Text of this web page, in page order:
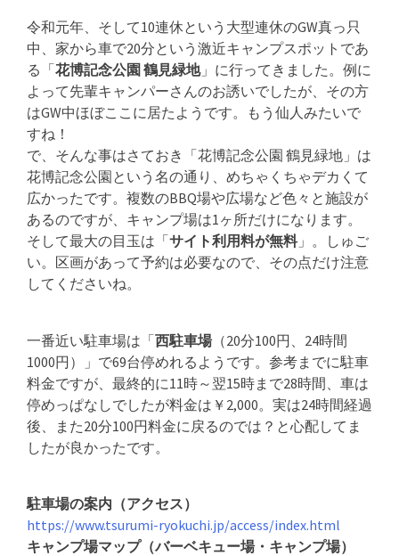
令和元年、そして10連休という大型連休のGW真っ只
中、家から車で20分という激近キャンプスポットであ
る「花博記念公園 鶴見緑地」に行ってきました。例に
よって先輩キャンパーさんのお誘いでしたが、その方
はGW中ほぼここに居たようです。もう仙人みたいで
すね！
で、そんな事はさておき「花博記念公園 鶴見緑地」は
花博記念公園という名の通り、めちゃくちゃデカくて
広かったです。複数のBBQ場や広場など色々と施設が
あるのですが、キャンプ場は1ヶ所だけになります。
そして最大の目玉は「サイト利用料が無料」。しゅご
い。区画があって予約は必要なので、その点だけ注意
してくださいね。
一番近い駐車場は「西駐車場（20分100円、24時間
1000円）」で69台停めれるようです。参考までに駐車
料金ですが、最終的に11時～翌15時まで28時間、車は
停めっぱなしでしたが料金は￥2,000。実は24時間経過
後、また20分100円料金に戻るのでは？と心配してま
したが良かったです。
駐車場の案内（アクセス）
https://www.tsurumi-ryokuchi.jp/access/index.html
キャンプ場マップ（バーベキュー場・キャンプ場）